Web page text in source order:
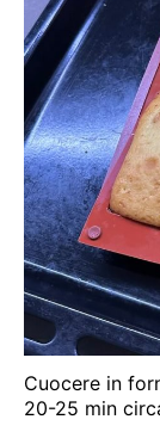
Cuocere in
20-25 min